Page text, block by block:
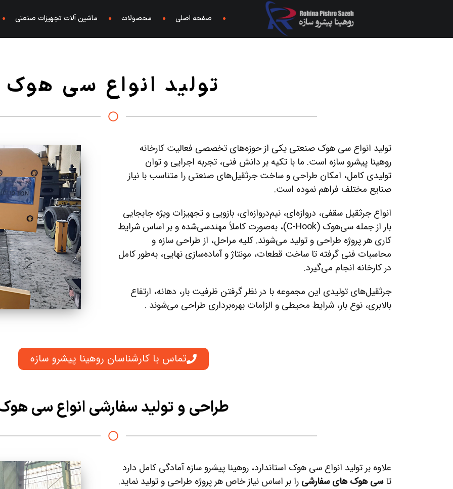
صفحه اصلی محصولات ماشین آلات تجهیزات صنعتی
تولید انواع سی هوک
تولید انواع سی هوک​ صنعتی یکی از حوزه‌های تخصصی فعالیت کارخانه
روهینا پیشرو سازه است. ما با تکیه بر دانش فنی، تجربه اجرایی و توان
تولیدی کامل، امکان طراحی و ساخت جرثقیل‌های صنعتی را متناسب با نیاز
صنایع مختلف فراهم نموده است.
انواع جرثقیل سقفی، دروازه‌ای، نیم‌دروازه‌ای، بازویی و تجهیزات ویژه جابجایی
بار از جمله سی‌هوک (C-Hook)، به‌صورت کاملاً مهندسی‌شده و بر اساس شرایط
کاری هر پروژه طراحی و تولید می‌شوند. کلیه مراحل، از طراحی سازه و
محاسبات فنی گرفته تا ساخت قطعات، مونتاژ و آماده‌سازی نهایی، به‌طور کامل
در کارخانه انجام می‌گیرد.
جرثقیل‌های تولیدی این مجموعه با در نظر گرفتن ظرفیت بار، دهانه، ارتفاع
بالابری، نوع بار، شرایط محیطی و الزامات بهره‌برداری طراحی می‌شوند .
تماس با کارشناسان روهینا پیشرو سازه
طراحی و تولید سفارشی انواع سی
علاوه بر تولید انواع سی هوک استاندارد، روهینا پیشرو سازه آمادگی کامل دارد
تاسی هوک های سفارشی را بر اساس نیاز خاص هر پروژه طراحی و تولید نماید.